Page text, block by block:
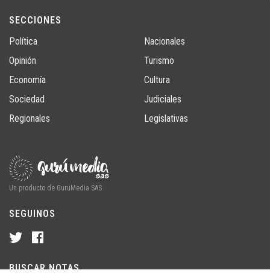
SECCIONES
Política
Opinión
Economía
Sociedad
Regionales
Nacionales
Turismo
Cultura
Judiciales
Legislativas
Un producto de GuruMedia SAS
SEGUINOS
BUSCAR NOTAS